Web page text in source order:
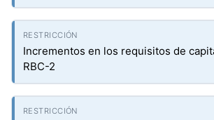
Incrementos en los requisitos de
RBC-2